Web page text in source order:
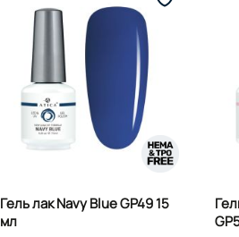
Гель лак Navy Blue GP49 15
мл